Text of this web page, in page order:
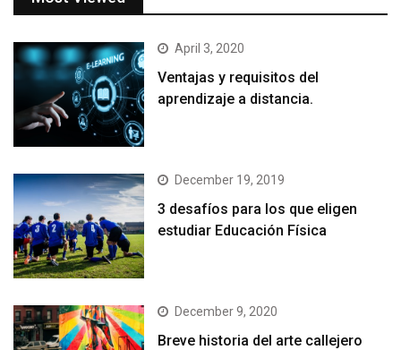
April 3, 2020
Ventajas y requisitos del
aprendizaje a distancia.
December 19, 2019
3 desafíos para los que eligen
estudiar Educación Física
December 9, 2020
Breve historia del arte callejero